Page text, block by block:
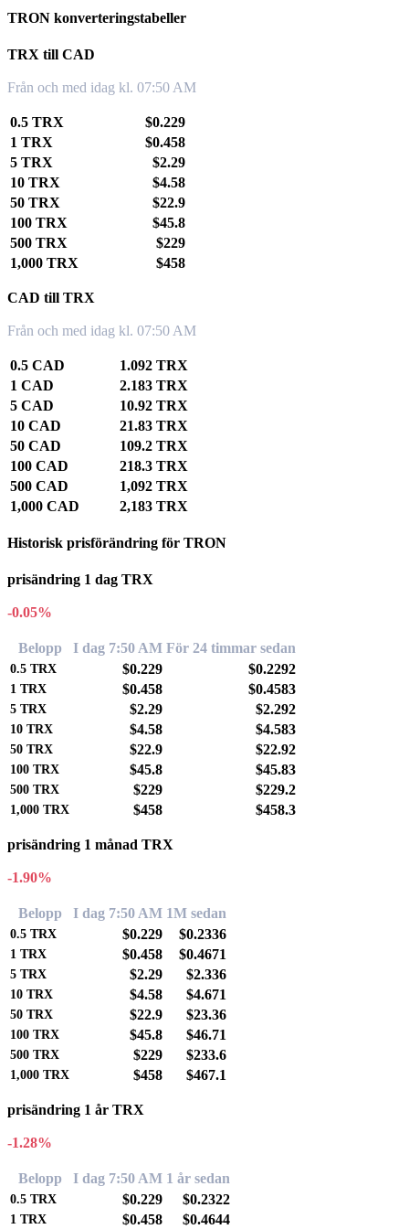
TRON konverteringstabeller
TRX till CAD
Från och med idag kl. 07:50 AM
0.5 TRX
$0.229
1 TRX
$0.458
5 TRX
$2.29
10 TRX
$4.58
50 TRX
$22.9
100 TRX
$45.8
500 TRX
$229
1,000 TRX
$458
CAD till TRX
Från och med idag kl. 07:50 AM
0.5 CAD
1.092 TRX
1 CAD
2.183 TRX
5 CAD
10.92 TRX
10 CAD
21.83 TRX
50 CAD
109.2 TRX
100 CAD
218.3 TRX
500 CAD
1,092 TRX
1,000 CAD
2,183 TRX
Historisk prisförändring för TRON
prisändring 1 dag TRX
-0.05%
Belopp I dag 7:50 AM För 24 timmar sedan
0.5 TRX $0.229 $0.2292
1 TRX $0.458 $0.4583
5 TRX $2.29 $2.292
10 TRX $4.58 $4.583
50 TRX $22.9 $22.92
100 TRX $45.8 $45.83
500 TRX $229 $229.2
1,000 TRX $458 $458.3
prisändring 1 månad TRX
-1.90%
Belopp I dag 7:50 AM 1M sedan
0.5 TRX $0.229 $0.2336
1 TRX $0.458 $0.4671
5 TRX $2.29 $2.336
10 TRX $4.58 $4.671
50 TRX $22.9 $23.36
100 TRX $45.8 $46.71
500 TRX $229 $233.6
1,000 TRX $458 $467.1
prisändring 1 år TRX
-1.28%
Belopp I dag 7:50 AM 1 år sedan
0.5 TRX $0.229 $0.2322
1 TRX $0.458 $0.4644